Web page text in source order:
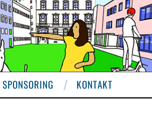
SPONSORING KONTAKT